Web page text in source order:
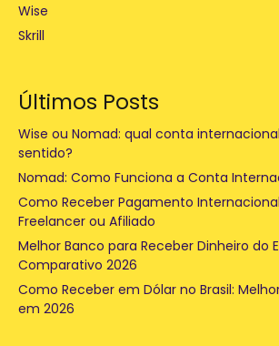
Wise
Skrill
Últimos Posts
Wise ou Nomad: qual conta
sentido?
Nomad: Como Funciona a Conta
Como Receber Pagamento
Freelancer ou Afiliado
Melhor Banco para Receber Dinheiro do
Comparativo 2026
Como Receber em Dólar no Brasil:
em 2026